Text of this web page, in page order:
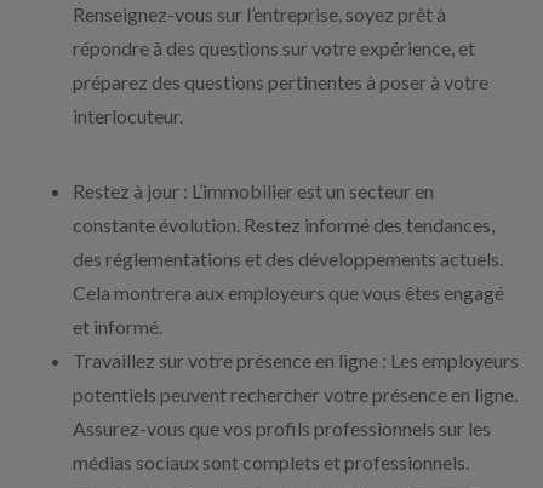
Renseignez-vous sur l’entreprise, soyez prêt à
répondre à des questions sur votre expérience, et
préparez des questions pertinentes à poser à votre
interlocuteur.
Restez à jour : L’immobilier est un secteur en
constante évolution. Restez informé des tendances,
des réglementations et des développements actuels.
Cela montrera aux employeurs que vous êtes engagé
et informé.
Travaillez sur votre présence en ligne : Les employeurs
potentiels peuvent rechercher votre présence en ligne.
Assurez-vous que vos profils professionnels sur les
médias sociaux sont complets et professionnels.